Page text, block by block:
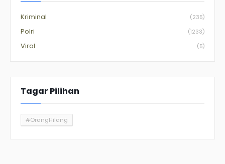
Kriminal (235)
Polri (1233)
Viral (5)
Tagar Pilihan
#OrangHilang